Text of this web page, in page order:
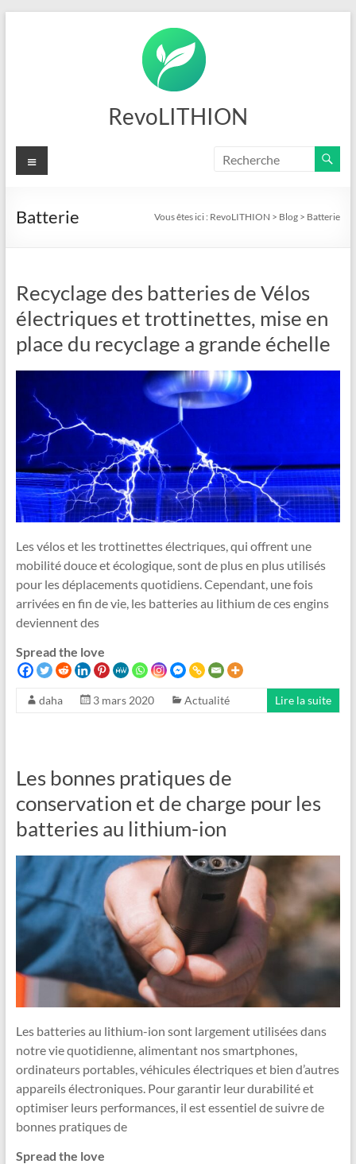
RevoLITHION
Menu
Batterie Vous êtes ici : RevoLITHION > Blog > Batterie
Recyclage des batteries de Vélos
électriques et trottinettes, mise en
place du recyclage a grande échelle
Les vélos et les trottinettes électriques, qui offrent une
mobilité douce et écologique, sont de plus en plus utilisés
pour les déplacements quotidiens. Cependant, une fois
arrivées en fin de vie, les batteries au lithium de ces engins
deviennent des
Spread the love
daha 3 mars 2020 Actualité Lire la suite
Les bonnes pratiques de
conservation et de charge pour les
batteries au lithium-ion
Les batteries au lithium-ion sont largement utilisées dans
notre vie quotidienne, alimentant nos smartphones,
ordinateurs portables, véhicules électriques et bien d’autres
appareils électroniques. Pour garantir leur durabilité et
optimiser leurs performances, il est essentiel de suivre de
bonnes pratiques de
Spread the love